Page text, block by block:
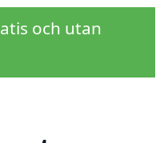
och utan